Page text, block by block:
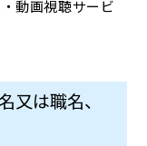
動画視聴サービ
又は職名、